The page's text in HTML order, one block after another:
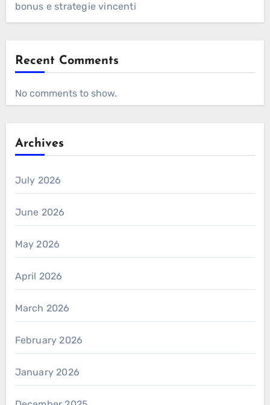
bonus e strategie vincenti
Recent Comments
No comments to show.
Archives
July 2026
June 2026
May 2026
April 2026
March 2026
February 2026
January 2026